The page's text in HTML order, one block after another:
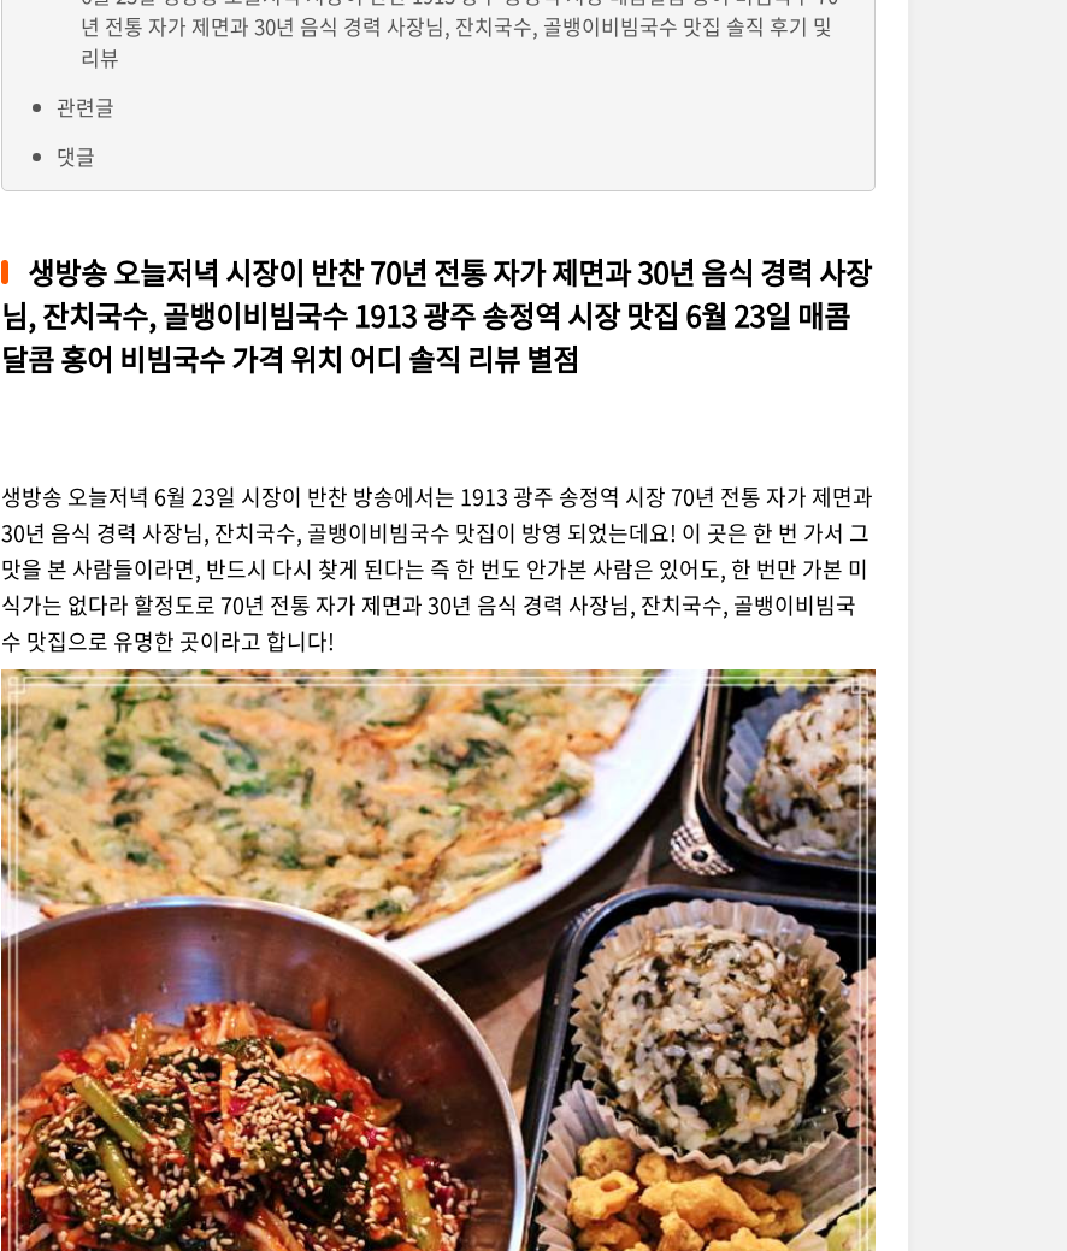
년 전통 자가 제면과 30년 음식 경력 사장님, 잔치국수, 골뱅이비빔국수 맛집 솔직 후기 및
리뷰
관련글
댓글
생방송 오늘저녁 시장이 반찬 70년 전통 자가 제면과 30년 음식 경력 사장
님, 잔치국수, 골뱅이비빔국수 1913 광주 송정역 시장 맛집 6월 23일 매콤
달콤 홍어 비빔국수 가격 위치 어디 솔직 리뷰 별점
생방송 오늘저녁 6월 23일 시장이 반찬 방송에서는 1913 광주 송정역 시장 70년 전통 자가 제면과
30년 음식 경력 사장님, 잔치국수, 골뱅이비빔국수 맛집이 방영 되었는데요! 이 곳은 한 번 가서 그
맛을 본 사람들이라면, 반드시 다시 찾게 된다는 즉 한 번도 안가본 사람은 있어도, 한 번만 가본 미
식가는 없다라 할정도로 70년 전통 자가 제면과 30년 음식 경력 사장님, 잔치국수, 골뱅이비빔국
수 맛집으로 유명한 곳이라고 합니다!